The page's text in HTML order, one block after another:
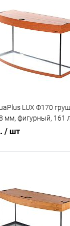
Под
LUX Ф170
мм, фигурный, 161
коврик
/ шт
Под